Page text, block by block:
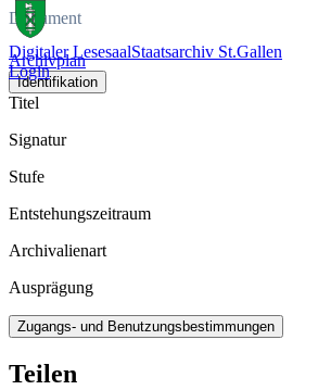
Digitaler LesesaalStaatsarchiv St.Gallen
Login
Dokument
Archivplan
Identifikation
Titel
Signatur
Stufe
Entstehungszeitraum
Archivalienart
Ausprägung
Zugangs- und Benutzungsbestimmungen
Teilen